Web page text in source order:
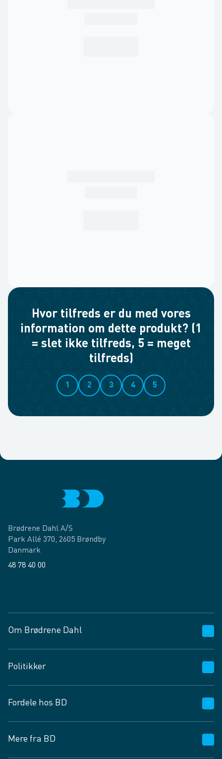
Hvor tilfreds er du med vores
information om dette produkt? (1
= slet ikke tilfreds, 5 = meget
tilfreds)
1 2 3 4 5
Brødrene Dahl A/S
Park Allé 370, 2605 Brøndby
Danmark
48 78 40 00
Om Brødrene Dahl
Vagttelefon 30 10 89 89
Spørgsmål og svar
Job og karriere
Fødevarekontrolrapport
Politikker
Privatlivspolitik
Cookies
Vilkår og betingelser
Fordele hos BD
BD app
Mere fra BD